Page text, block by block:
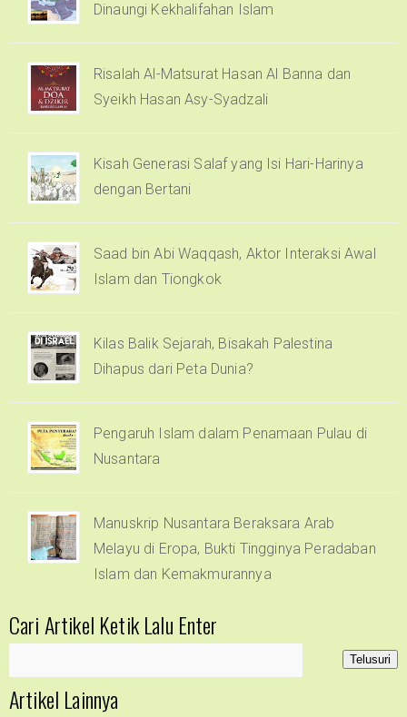
Dinaungi Kekhalifahan Islam
Risalah Al-Matsurat Hasan Al Banna dan
Syeikh Hasan Asy-Syadzali
Kisah Generasi Salaf yang Isi Hari-Harinya
dengan Bertani
Saad bin Abi Waqqash, Aktor Interaksi Awal
Islam dan Tiongkok
Kilas Balik Sejarah, Bisakah Palestina
Dihapus dari Peta Dunia?
Pengaruh Islam dalam Penamaan Pulau di
Nusantara
Manuskrip Nusantara Beraksara Arab
Melayu di Eropa, Bukti Tingginya Peradaban
Islam dan Kemakmurannya
Cari Artikel Ketik Lalu Enter
Artikel Lainnya